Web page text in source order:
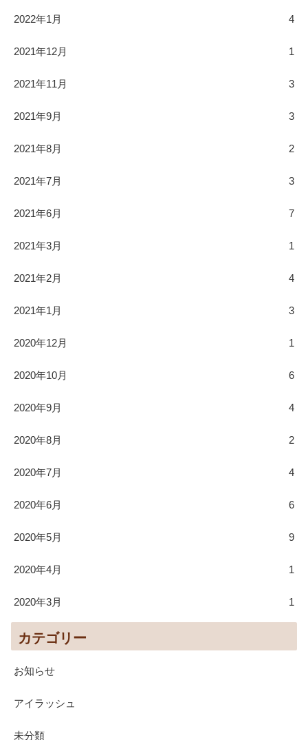
2022年1月 4
2021年12月 1
2021年11月 3
2021年9月 3
2021年8月 2
2021年7月 3
2021年6月 7
2021年3月 1
2021年2月 4
2021年1月 3
2020年12月 1
2020年10月 6
2020年9月 4
2020年8月 2
2020年7月 4
2020年6月 6
2020年5月 9
2020年4月 1
2020年3月 1
カテゴリー
お知らせ
アイラッシュ
未分類